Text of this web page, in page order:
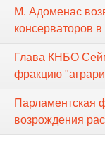
М. Адоменас
консерваторов
Глава КНБО
фракцию
Парламентская
возрождения